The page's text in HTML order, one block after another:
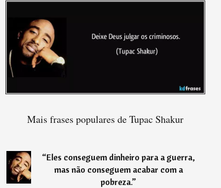
Mais frases populares de Tupac Shakur
“Eles conseguem dinheiro para a guerra,
mas não conseguem acabar com a
pobreza.”